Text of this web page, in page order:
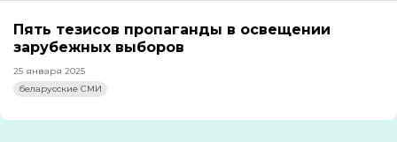
Пять тезисов пропаганды в освещении
зарубежных выборов
25 января 2025
беларусские СМИ